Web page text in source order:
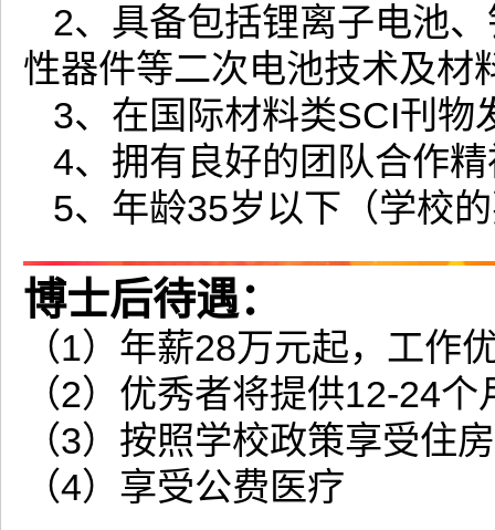
2、具备包括锂离子电池
性器件等二次电池技术及材
3、在国际材料类SCI刊物
4、拥有良好的团队合作
5、年龄35岁以下（学校
博士后待遇：
（1）年薪28万元起，工作
（2）优秀者将提供12-24
（3）按照学校政策享受住
（4）享受公费医疗